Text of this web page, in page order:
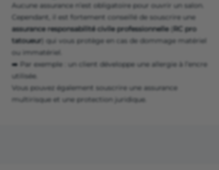
Aucune assurance n’est obligatoire pour ouvrir un salon.
Cependant, il est fortement conseillé de souscrire une
assurance responsabilité civile professionnelle( RC pro
tatoueur ) qui vous protège en cas de dommage matériel
ou immatériel.
➡️ Par exemple : un client développe une allergie à l’encre
utilisée.
Vous pouvez également souscrire une assurance
multirisque et une protection juridique.